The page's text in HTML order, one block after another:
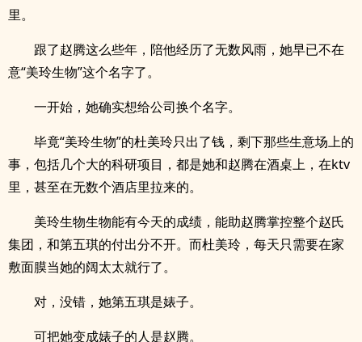
里。
跟了赵腾这么些年，陪他经历了无数风雨，她早已不在
意“美玲生物”这个名字了。
一开始，她确实想给公司换个名字。
毕竟“美玲生物”的杜美玲只出了钱，剩下那些生意场上的
事，包括几个大的科研项目，都是她和赵腾在酒桌上，在ktv
里，甚至在无数个酒店里拉来的。
美玲生物生物能有今天的成绩，能助赵腾掌控整个赵氏
集团，和第五琪的付出分不开。而杜美玲，每天只需要在家
敷面膜当她的阔太太就行了。
对，没错，她第五琪是婊子。
可把她变成婊子的人是赵腾。